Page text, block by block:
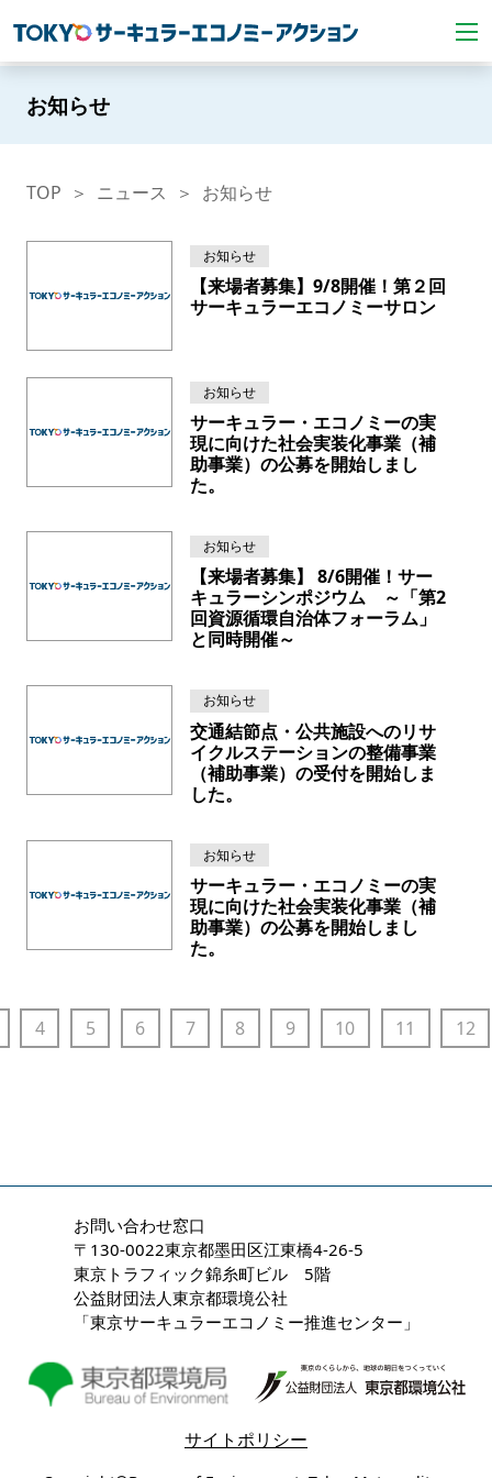
お知らせ
TOP ニュース お知らせ
お知らせ
【来場者募集】9/8開催！第２回
サーキュラーエコノミーサロン
お知らせ
サーキュラー・エコノミーの実
現に向けた社会実装化事業（補
助事業）の公募を開始しまし
た。
お知らせ
【来場者募集】 8/6開催！サー
キュラーシンポジウム ～「第2
回資源循環自治体フォーラム」
と同時開催～
お知らせ
交通結節点・公共施設へのリサ
イクルステーションの整備事業
（補助事業）の受付を開始しま
した。
お知らせ
サーキュラー・エコノミーの実
現に向けた社会実装化事業（補
助事業）の公募を開始しまし
た。
4 5 6 7 8 9 10 11 12
お問い合わせ窓口
〒130-0022東京都墨田区江東橋4-26-5
東京トラフィック錦糸町ビル 5階
公益財団法人東京都環境公社
「東京サーキュラーエコノミー推進センター」
サイトポリシー